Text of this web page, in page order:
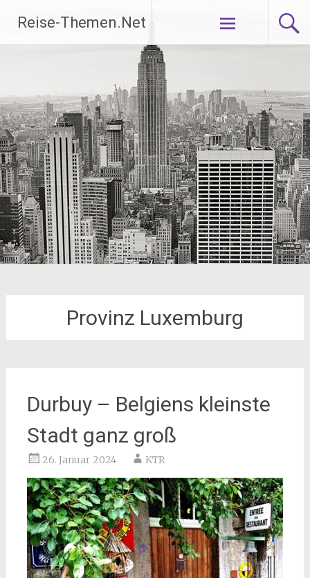
Inhalt
springen
Reise-Themen.Net
Provinz Luxemburg
Durbuy – Belgiens kleinste
Stadt ganz groß
26. Januar 2024 KTR